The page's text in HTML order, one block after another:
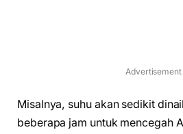
Advertisement
Misalnya, suhu akan sedikit
beberapa jam untuk mencegah